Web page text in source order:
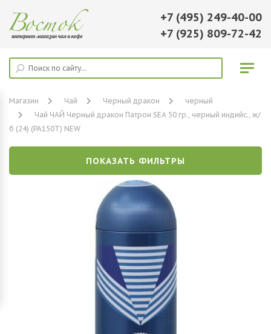
+7 (495) 249-40-00
+7 (925) 809-72-42
Магазин Чай Черный дракон
черный
Чай ЧАЙ Черный дракон Патрон SEA 50 гр., черный индийс., ж/
б (24) (PA150T) NEW
ПОКАЗАТЬ ФИЛЬТРЫ